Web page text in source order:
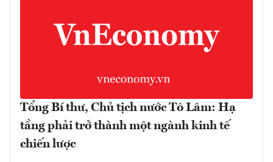
Tổng Bí thư, Chủ tịch nước Tô Lâm: Hạ
tầng phải trở thành một ngành kinh tế
chiến lược